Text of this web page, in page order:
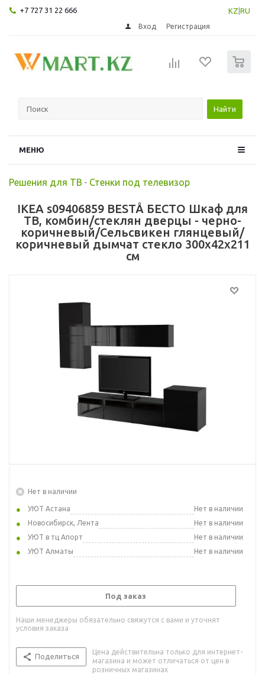
+7 727 31 22 666 KZ RU
Вход Регистрация
Найти
МЕНЮ
Решения для ТВ - Стенки под телевизор
IKEA s09406859 BESTÅ БЕСТО Шкаф для
ТВ, комбин/стеклян дверцы - черно-
коричневый/Сельсвикен глянцевый/
коричневый дымчат стекло 300x42x211
см
Нет в наличии
УЮТ Астана
Нет в наличии
Новосибирск, Лента
Нет в наличии
УЮТ в тц Апорт
Нет в наличии
УЮТ Алматы
Нет в наличии
Под заказ
Наши менеджеры обязательно свяжутся с вами и уточнят
условия заказа
Поделиться
Цена действительна только для интернет-
магазина и может отличаться от цен в
розничных магазинах